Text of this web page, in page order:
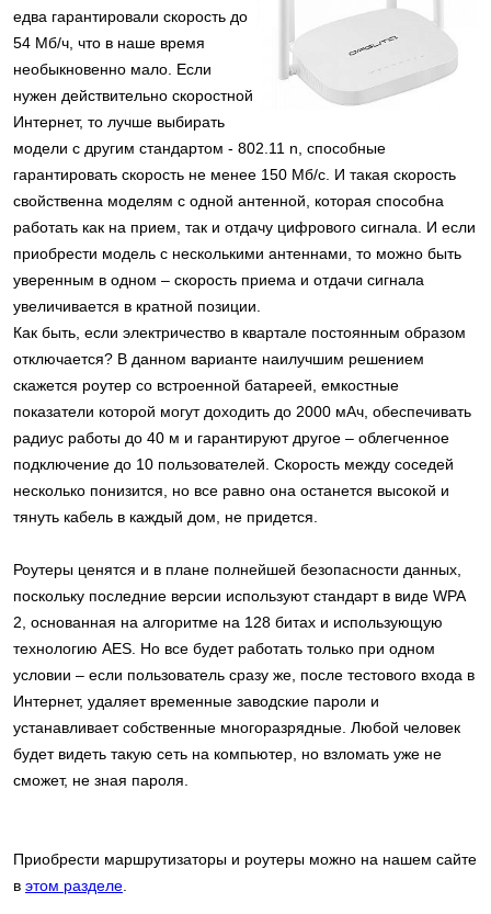
едва гарантировали скорость до
54 Мб/ч, что в наше время
необыкновенно мало. Если
нужен действительно скоростной
Интернет, то лучше выбирать
модели с другим стандартом - 802.11 n, способные
гарантировать скорость не менее 150 Мб/с. И такая скорость
свойственна моделям с одной антенной, которая способна
работать как на прием, так и отдачу цифрового сигнала. И если
приобрести модель с несколькими антеннами, то можно быть
уверенным в одном – скорость приема и отдачи сигнала
увеличивается в кратной позиции.
Как быть, если электричество в квартале постоянным образом
отключается? В данном варианте наилучшим решением
скажется роутер со встроенной батареей, емкостные
показатели которой могут доходить до 2000 мАч, обеспечивать
радиус работы до 40 м и гарантируют другое – облегченное
подключение до 10 пользователей. Скорость между соседей
несколько понизится, но все равно она останется высокой и
тянуть кабель в каждый дом, не придется.
Роутеры ценятся и в плане полнейшей безопасности данных,
поскольку последние версии используют стандарт в виде WPA
2, основанная на алгоритме на 128 битах и использующую
технологию AES. Но все будет работать только при одном
условии – если пользователь сразу же, после тестового входа в
Интернет, удаляет временные заводские пароли и
устанавливает собственные многоразрядные. Любой человек
будет видеть такую сеть на компьютер, но взломать уже не
сможет, не зная пароля.
Приобрести маршрутизаторы и роутеры можно на нашем сайте
в этом разделе